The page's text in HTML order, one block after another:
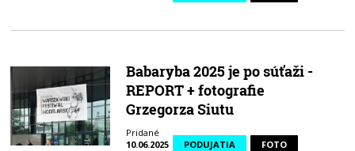
Babaryba 2025 je po súťaži -
REPORT + fotografie
Grzegorza Siutu
Pridané
10.06.2025
PODUJATIA FOTO